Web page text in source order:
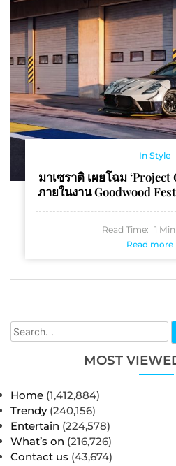
MOST
Home (1,412,884)
Trendy (240,156)
Entertain (224,578)
What’s on (216,726)
Contact us (43,674)
In Style
มาเซราติ เผยโฉม ‘Project
ภายในงาน Goodwood
Read Time: 1 Min
Read more